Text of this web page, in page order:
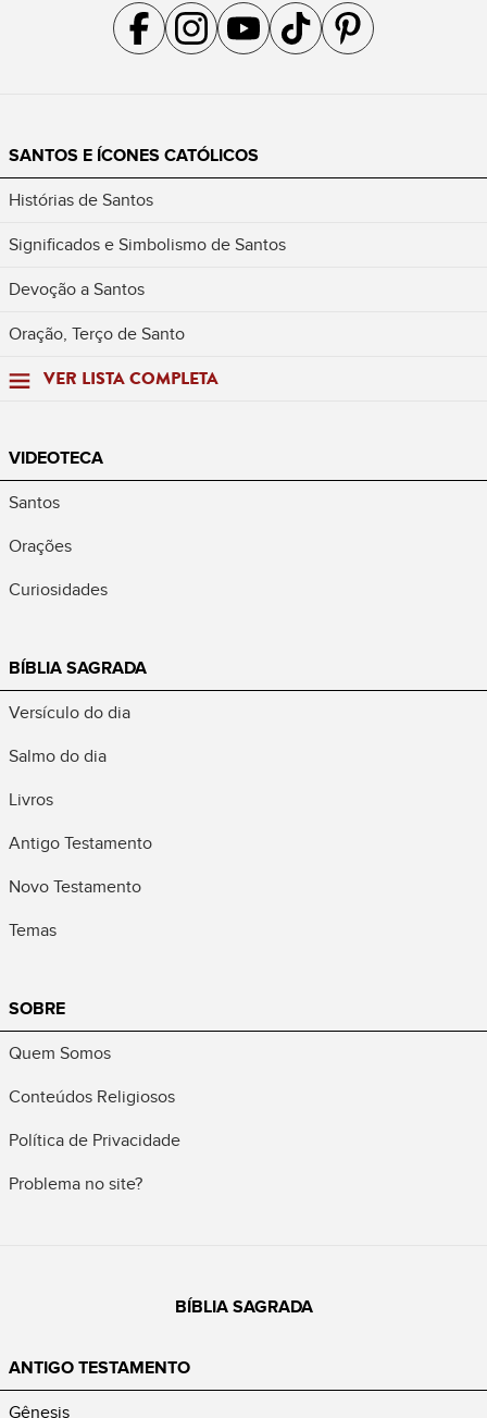
Acompanhe a gente no Facebook
Acompanhe a gente no Instagram
Acompanhe a gente no YouTube
Acompanhe a gente no TikTok
Acompanhe a gente no
SANTOS E ÍCONES CATÓLICOS
Histórias de Santos
Significados e Simbolismo de Santos
Devoção a Santos
Oração, Terço de Santo
VER LISTA COMPLETA
VIDEOTECA
Santos
Orações
Curiosidades
BÍBLIA SAGRADA
Versículo do dia
Salmo do dia
Livros
Antigo Testamento
Novo Testamento
Temas
SOBRE
Quem Somos
Conteúdos Religiosos
Política de Privacidade
Problema no site?
BÍBLIA SAGRADA
ANTIGO TESTAMENTO
Gênesis